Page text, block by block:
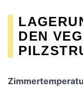
DEN